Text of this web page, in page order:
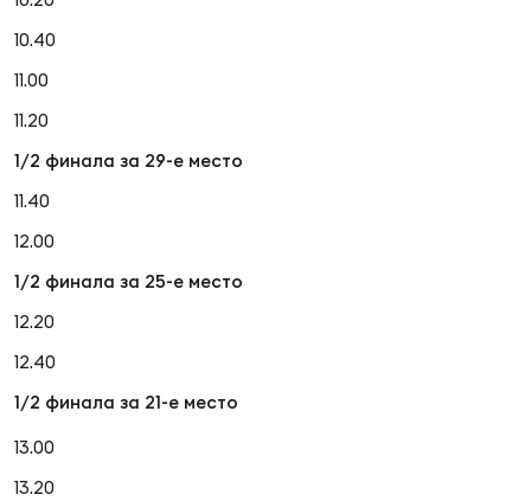
10.40
11.00
11.20
1/2 финала за 29-е место
11.40
12.00
1/2 финала за 25-е место
12.20
12.40
1/2 финала за 21-е место
13.00
13.20